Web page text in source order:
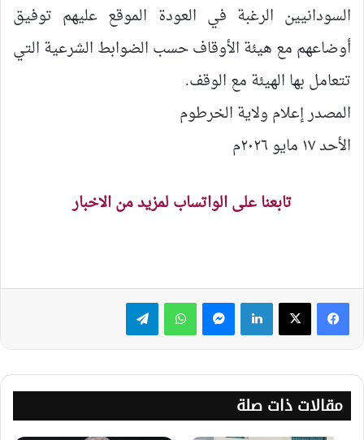
السودانيين الرغبة في العودة الموقع عليهم توفيق
أوضاعهم مع هيئة الأوقاف حسب الضوابط الشرعية التي
تتعامل بها الهيئة مع الوقف.
المصدر إعلام ولاية الخرطوم
الأحد ١٧ مايو ٢٠٢٦م
تابعنا على الواتساب لمزيد من الاخبار
لينكدإن ماسنجر واتساب تيلقرام
مقالات ذات صلة